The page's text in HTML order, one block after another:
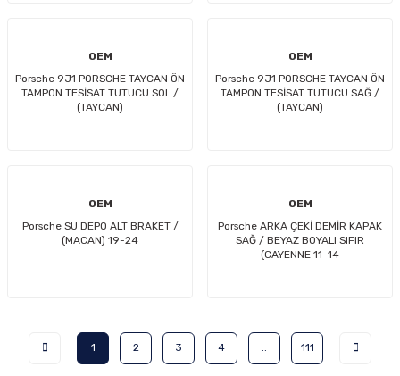
OEM
Porsche 9J1 PORSCHE TAYCAN ÖN
TAMPON TESİSAT TUTUCU SOL /
(TAYCAN)
OEM
Porsche 9J1 PORSCHE TAYCAN ÖN
TAMPON TESİSAT TUTUCU SAĞ /
(TAYCAN)
OEM
Porsche SU DEPO ALT BRAKET /
(MACAN) 19-24
OEM
Porsche ARKA ÇEKİ DEMİR KAPAK
SAĞ / BEYAZ BOYALI SIFIR
(CAYENNE 11-14
1 2 3 4 .. 111